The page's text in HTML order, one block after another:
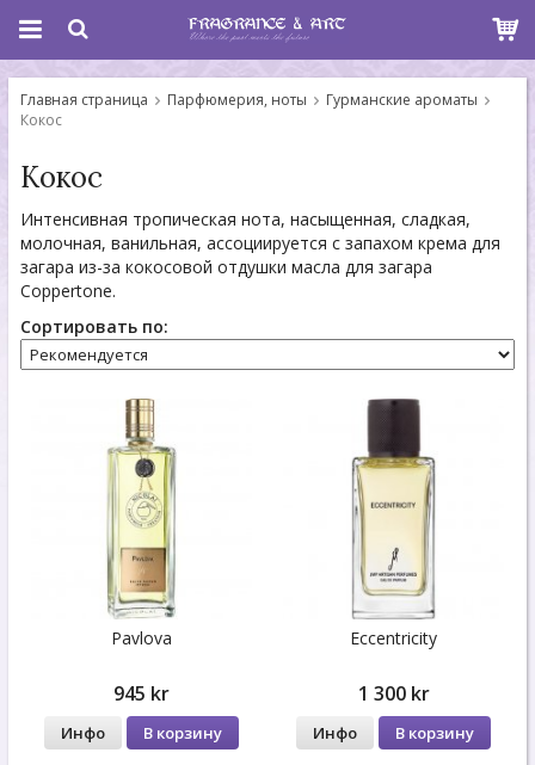
Главная страница Парфюмерия, ноты
Гурманские ароматы
Кокос
Кокос
Интенсивная тропическая нота, насыщенная, сладкая,
молочная, ванильная, ассоциируется с запахом крема для
загара из-за кокосовой отдушки масла для загара
Coppertone.
Сортировать по:
Pavlova
945 kr
Инфо В корзину
Eccentricity
1 300 kr
Инфо В корзину